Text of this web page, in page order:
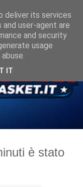
è stato
deliver its services
user-agent are
and security
usage
IT